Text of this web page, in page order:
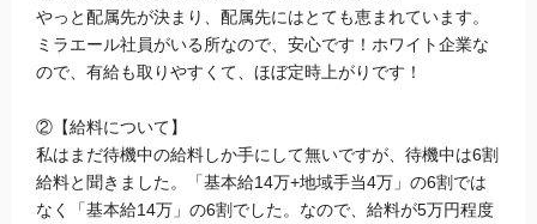
やっと配属先が決まり、配属先にはとても恵まれています。
ミラエール社員がいる所なので、安心です！ホワイト企業な
ので、有給も取りやすくて、ほぼ定時上がりです！
②【給料について】
私はまだ待機中の給料しか手にして無いですが、待機中は6割
給料と聞きました。「基本給14万+地域手当4万」の6割では
なく「基本給14万」の6割でした。なので、給料が5万円程度